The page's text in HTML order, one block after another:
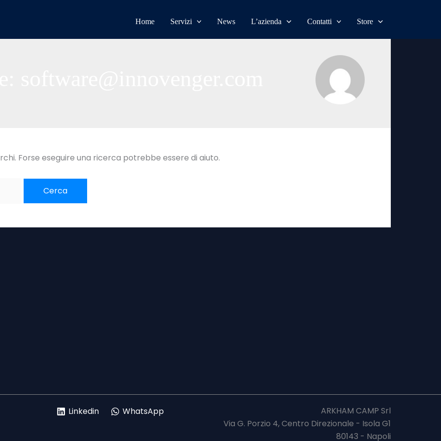
Home Servizi News L’azienda Contatti Store
Forse eseguire una ricerca potrebbe essere di aiuto.
Linkedin WhatsApp
ARKHAM CAMP Srl
Via G. Porzio 4, Centro Direzionale - Isola G1
80143 - Napoli